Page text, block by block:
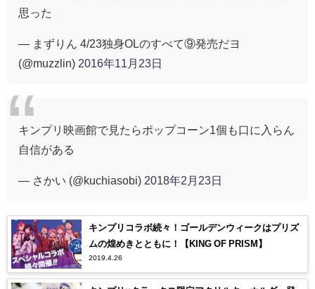
思った
— まずりん 4/23独身OLのすべて⑨発売だヨ
(@muzzlin) 2016年11月23日
キンプリ映画館で見たらポップコーン1個も口に入らん
自信がある
— さかい (@kuchiasobi) 2018年2月23日
キンプリコラボ続々！ゴールデンウィークはプリズ
ムの煌めきとともに！【KING OF PRISM】
2019.4.26